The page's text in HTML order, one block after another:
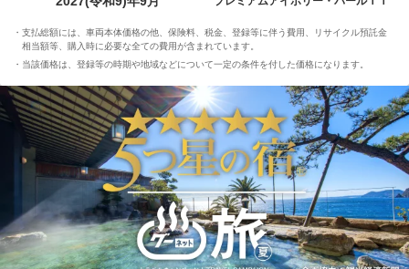
支払総額には、車両本体価格の他、保険料、税金、登録等に伴う費用、リサイクル預託金
相当額等、購入時に必要な全ての費用が含まれています。
当該価格は、登録等の時期や地域などについて一定の条件を付した価格になります。